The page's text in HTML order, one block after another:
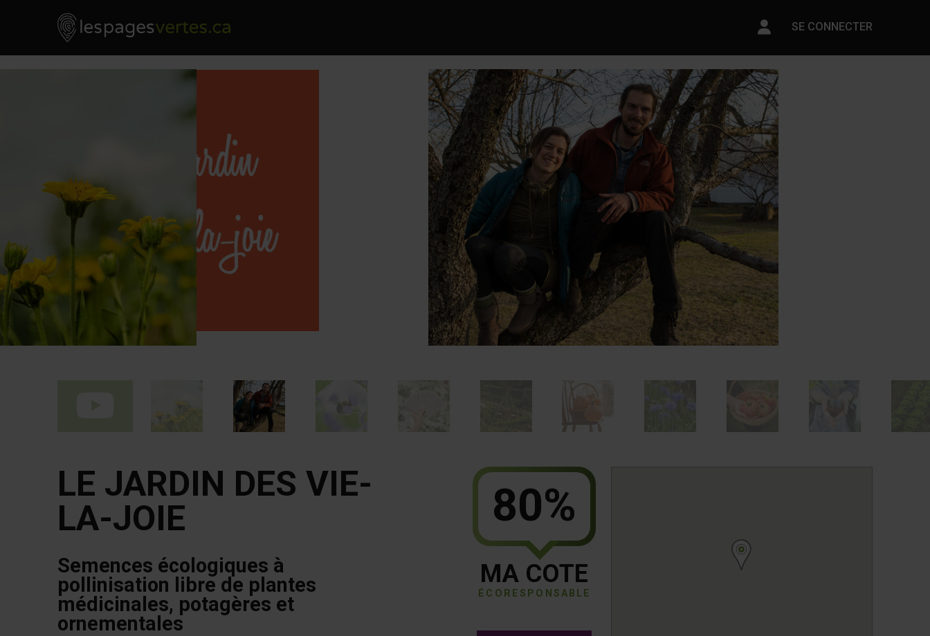
Skip to contentLes Pages Vertes - Go to homepage
Paramètres du compte
SE CONNECTER
LE JARDIN DES VIE-
LA-JOIE
Semences écologiques à
pollinisation libre de plantes
médicinales, potagères et
ornementales
80%
MA COTE
ÉCORESPONSABLE